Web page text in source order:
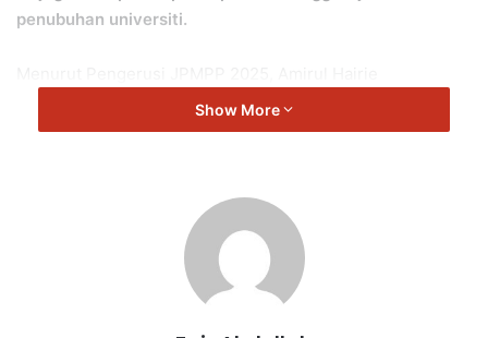
penubuhan universiti.
Muhammad, 22, pelajar Tahun 4, Fakulti Sains dan
Teknologi (FST), kejayaan ini merupakan hasil gabungan
“Peranan JPMPP bukan sekadar mengurus pemilihan,
tetapi juga mencetuskan suasana politik kampus yang sihat
Show More